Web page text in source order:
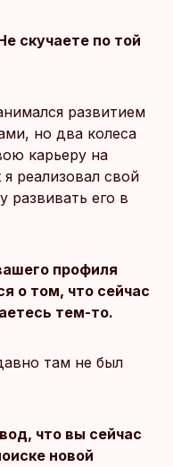
скучаете по той
развитием
но два колеса
карьеру на
реализовал свой
развивать его в
профиля
о том, что сейчас
тем-то.
там не был
что вы сейчас
новой